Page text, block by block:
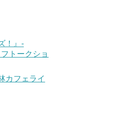
！』-
トークショ
カフェライ